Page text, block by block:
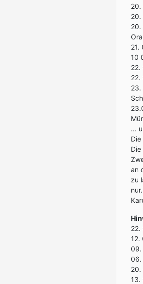
20.
20.
20.
21.
10
22.
22.
23.
...
an
zu
22.
12.
09.
06.
20.
13.